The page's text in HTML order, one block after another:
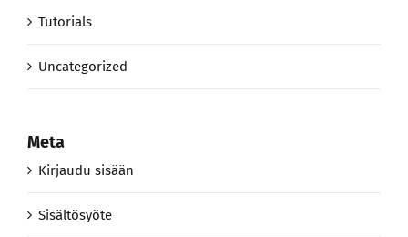
Tutorials
Uncategorized
Meta
Kirjaudu sisään
Sisältösyöte